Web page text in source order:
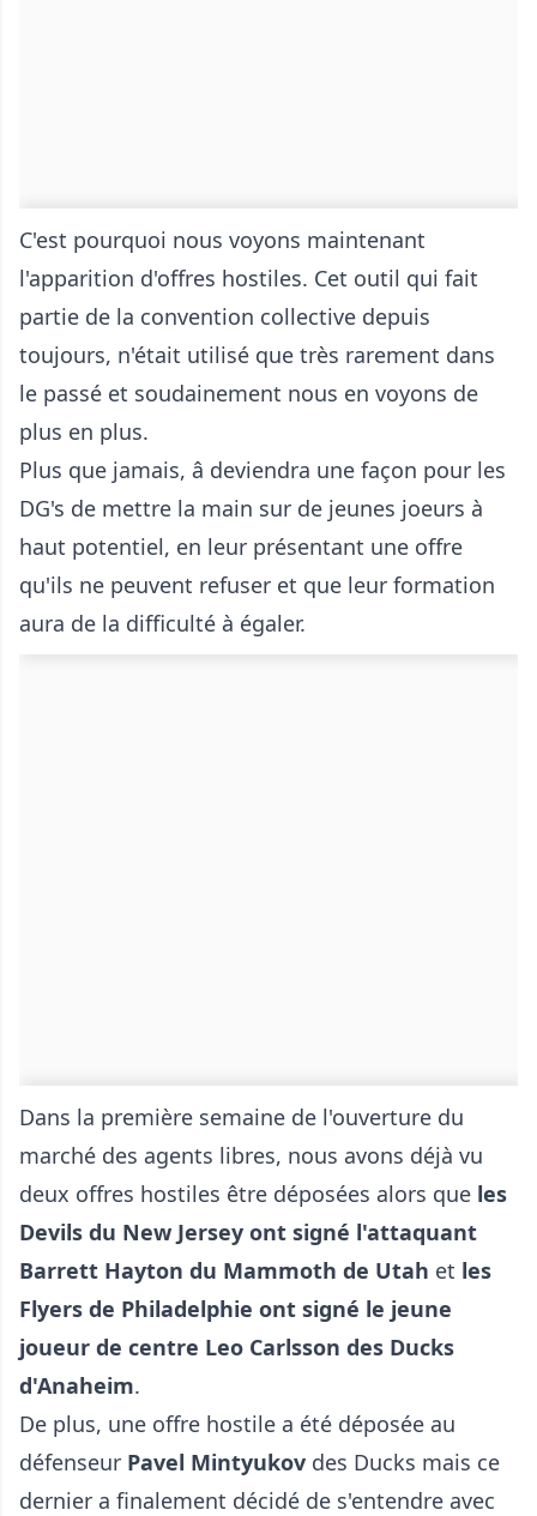
C'est pourquoi nous voyons maintenant
l'apparition d'offres hostiles. Cet outil qui fait
partie de la convention collective depuis
toujours, n'était utilisé que très rarement dans
le passé et soudainement nous en voyons de
plus en plus.
Plus que jamais, â deviendra une façon pour les
DG's de mettre la main sur de jeunes joeurs à
haut potentiel, en leur présentant une offre
qu'ils ne peuvent refuser et que leur formation
aura de la difficulté à égaler.
Dans la première semaine de l'ouverture du
marché des agents libres, nous avons déjà vu
deux offres hostiles être déposées alors que les
Devils du New Jersey ont signé l'attaquant
Barrett Hayton du Mammoth de Utah et les
Flyers de Philadelphie ont signé le jeune
joueur de centre Leo Carlsson des Ducks
d'Anaheim.
De plus, une offre hostile a été déposée au
défenseur Pavel Mintyukov des Ducks mais ce
dernier a finalement décidé de s'entendre avec